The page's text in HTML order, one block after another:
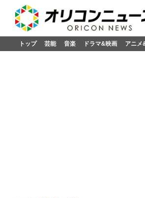
トップ 芸能 音楽 ドラマ&映画 アニメ